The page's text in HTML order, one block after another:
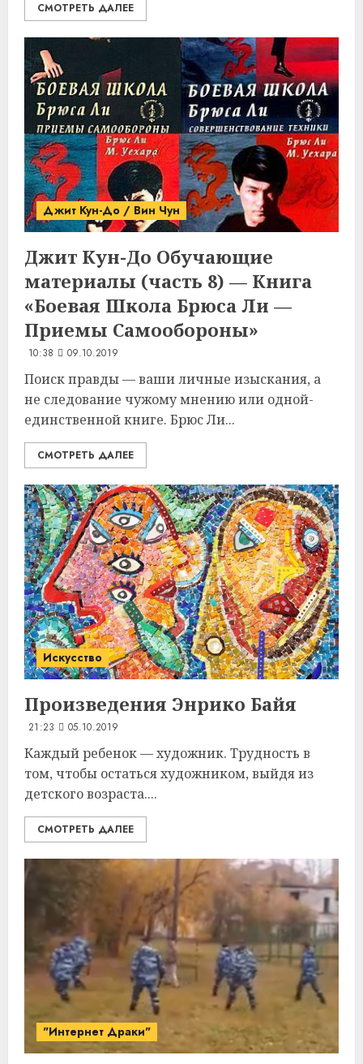
СМОТРЕТЬ ДАЛЕЕ
Джит Кун-До / Вин Чун
Джит Кун-До Обучающие
материалы (часть 8) — Книга
«Боевая Школа Брюса Ли —
Приемы Самообороны»
10:38 09.10.2019
Поиск правды — ваши личные изыскания, а
не следование чужому мнению или одной-
единственной книге. Брюс Ли...
СМОТРЕТЬ ДАЛЕЕ
Искусство
Произведения Энрико Байя
21:23 05.10.2019
Каждый ребенок — художник. Трудность в
том, чтобы остаться художником, выйдя из
детского возраста....
СМОТРЕТЬ ДАЛЕЕ
"Интернет Драки"